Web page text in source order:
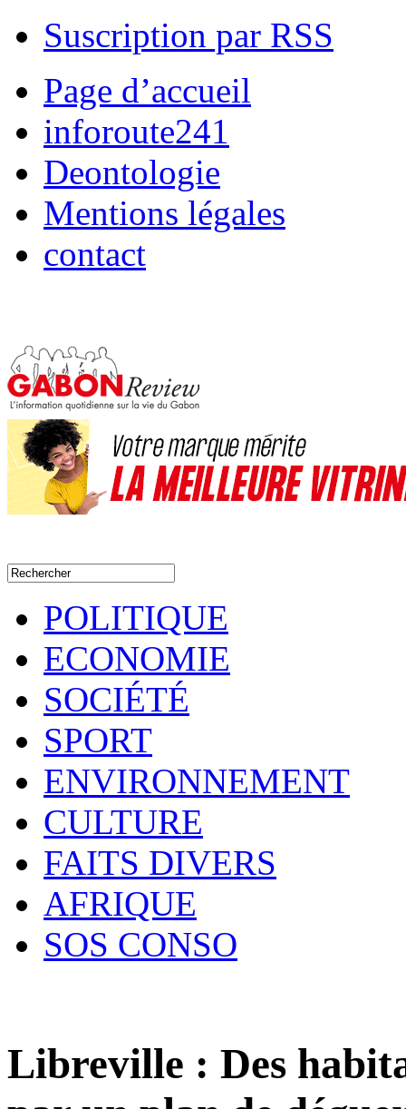
Suscription par RSS
Page d’accueil
inforoute241
Deontologie
Mentions légales
contact
POLITIQUE
ECONOMIE
SOCIÉTÉ
SPORT
ENVIRONNEMENT
CULTURE
FAITS DIVERS
AFRIQUE
SOS CONSO
Libreville : Des